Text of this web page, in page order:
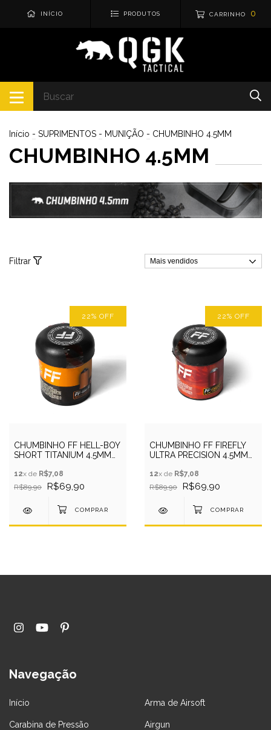
INÍCIO PRODUTOS CARRINHO 0
Início - SUPRIMENTOS - MUNIÇÃO - CHUMBINHO 4.5MM
CHUMBINHO 4.5MM
Filtrar
22% OFF
CHUMBINHO FF HELL-BOY
SHORT TITANIUM 4.5MM
12x de R$7,08
R$89,90
R$69,90
22% OFF
CHUMBINHO FF FIREFLY
ULTRA PRECISION 4.5MM
12x de R$7,08
R$89,90
R$69,90
Navegação
Início Arma de Airsoft
Carabina de Pressão Airgun